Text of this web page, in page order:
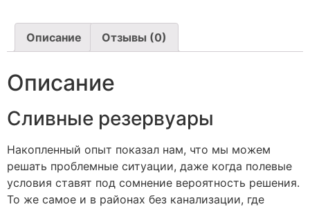
Описание Отзывы (0)
Описание
Сливные резервуары
Накопленный опыт показал нам, что мы можем
решать проблемные ситуации, даже когда полевые
условия ставят под сомнение вероятность решения.
То же самое и в районах без канализации, где